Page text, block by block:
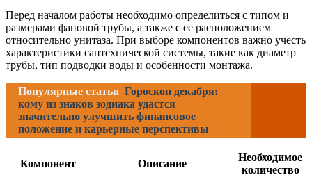
Перед началом работы необходимо определиться с типом и
размерами фановой трубы, а также с ее расположением
относительно унитаза. При выборе компонентов важно учесть
характеристики сантехнической системы, такие как диаметр
трубы, тип подводки воды и особенности монтажа.
Популярные статьи Гороскоп декабря:
кому из знаков зодиака удастся
значительно улучшить финансовое
положение и карьерные перспективы
Компонент Описание
Необходимое
количество